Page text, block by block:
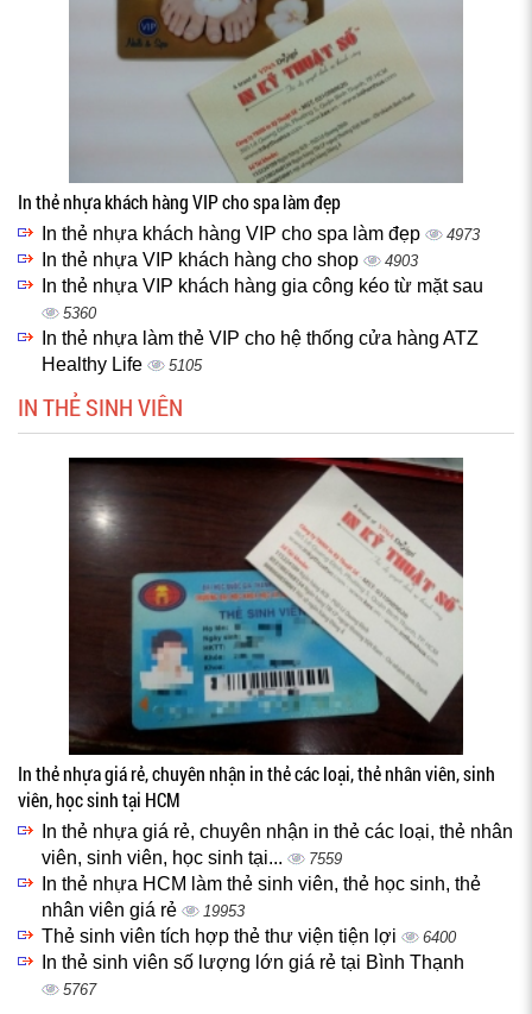
In thẻ nhựa khách hàng VIP cho spa làm đẹp
In thẻ nhựa khách hàng VIP cho spa làm đẹp 4973
In thẻ nhựa VIP khách hàng cho shop 4903
In thẻ nhựa VIP khách hàng gia công kéo từ mặt sau
5360
In thẻ nhựa làm thẻ VIP cho hệ thống cửa hàng ATZ
Healthy Life
5105
IN THẺ SINH VIÊN
In thẻ nhựa giá rẻ, chuyên nhận in thẻ các loại, thẻ nhân viên, sinh
viên, học sinh tại HCM
In thẻ nhựa giá rẻ, chuyên nhận in thẻ các loại, thẻ nhân
viên, sinh viên, học sinh tại...
7559
In thẻ nhựa HCM làm thẻ sinh viên, thẻ học sinh, thẻ
nhân viên giá rẻ
19953
Thẻ sinh viên tích hợp thẻ thư viện tiện lợi 6400
In thẻ sinh viên số lượng lớn giá rẻ tại Bình Thạnh
5767